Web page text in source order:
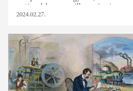
társadalomra, az államra és a jogra
gyakorolt hatásával összefüggő
2024.02.27.